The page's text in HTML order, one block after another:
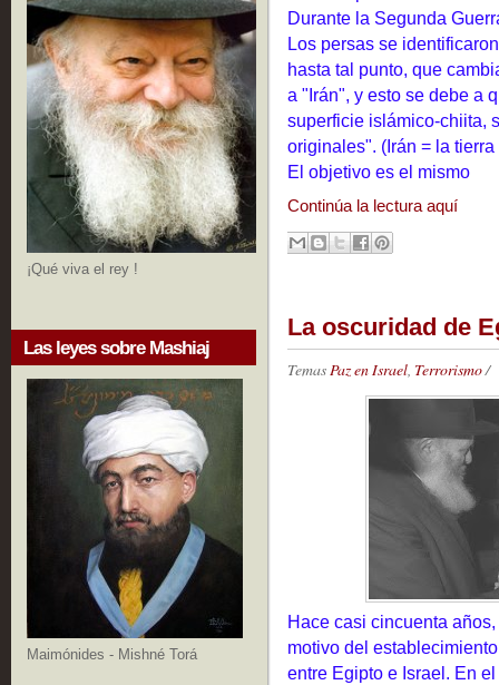
¡Qué viva el rey !
Las leyes sobre Mashiaj
Maimónides - Mishné Torá
Durante la Segunda
Los persas se
hasta tal punto, que
a "Irán", y esto se debe a
superficie islámico-chiita,
originales". (Irán = la
El objetivo es el mismo
Continúa la lectura aquí
La oscuridad de
TemasPaz en Israel, Terrorismo/
Hace casi cincuenta
motivo del
entre Egipto e Israel. En